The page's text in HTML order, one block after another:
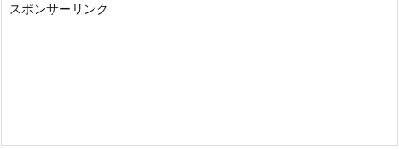
スポンサーリンク